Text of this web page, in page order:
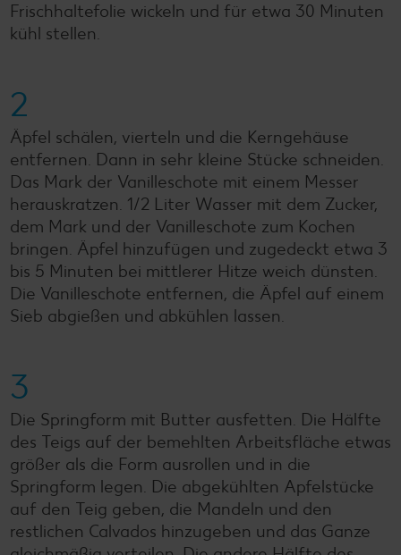
Frischhaltefolie wickeln und für etwa 30 Minuten
kühl stellen.
2
Äpfel schälen, vierteln und die Kerngehäuse
entfernen. Dann in sehr kleine Stücke schneiden.
Das Mark der Vanilleschote mit einem Messer
herauskratzen. 1/2 Liter Wasser mit dem Zucker,
dem Mark und der Vanilleschote zum Kochen
bringen. Äpfel hinzufügen und zugedeckt etwa 3
bis 5 Minuten bei mittlerer Hitze weich dünsten.
Die Vanilleschote entfernen, die Äpfel auf einem
Sieb abgießen und abkühlen lassen.
3
Die Springform mit Butter ausfetten. Die Hälfte
des Teigs auf der bemehlten Arbeitsfläche etwas
größer als die Form ausrollen und in die
Springform legen. Die abgekühlten Apfelstücke
auf den Teig geben, die Mandeln und den
restlichen Calvados hinzugeben und das Ganze